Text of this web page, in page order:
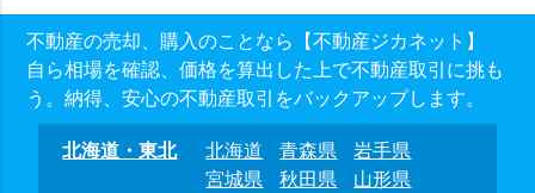
不動産の売却、購入のことなら【不動産ジカネット】
自ら相場を確認、価格を算出した上で不動産取引に挑も
う。納得、安心の不動産取引をバックアップします。
北海道・東北 北海道 青森県
岩手県
宮城県
秋田県
山形県